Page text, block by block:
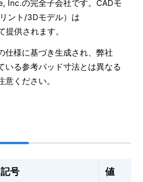
Inc.の完全子会社です。CADモ
ント/3Dモデル）は
供されます。
仕様に基づき生成され、弊社
いる参考パッド寸法とは異なる
ください。
記号
値